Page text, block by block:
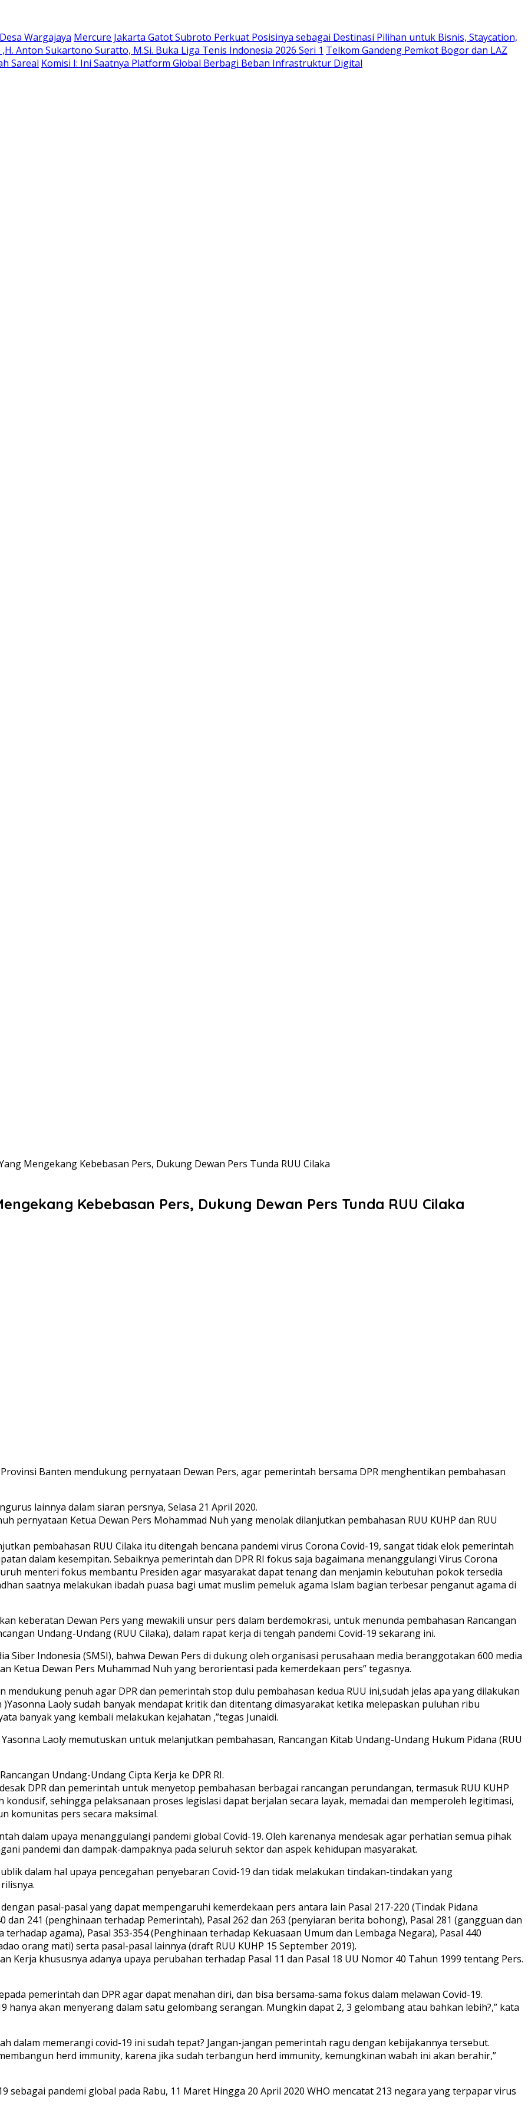
Wargajaya Mercure Jakarta Gatot Subroto Perkuat Posisinya sebagai Destinasi Pilihan untuk Bisnis, Staycation,
Anton Sukartono Suratto, M.Si. Buka Liga Tenis Indonesia 2026 Seri 1 Telkom Gandeng Pemkot Bogor dan LAZ
Sareal Komisi I: Ini Saatnya Platform Global Berbagi Beban Infrastruktur Digital
Mengekang Kebebasan Pers, Dukung Dewan Pers Tunda RUU Cilaka
Kebebasan Pers, Dukung Dewan Pers Tunda RUU Cilaka
Banten mendukung pernyataan Dewan Pers, agar pemerintah bersama DPR menghentikan pembahasan
lainnya dalam siaran persnya, Selasa 21 April 2020.
pernyataan Ketua Dewan Pers Mohammad Nuh yang menolak dilanjutkan pembahasan RUU KUHP dan RUU
pembahasan RUU Cilaka itu ditengah bencana pandemi virus Corona Covid-19, sangat tidak elok pemerintah
dalam kesempitan. Sebaiknya pemerintah dan DPR RI fokus saja bagaimana menanggulangi Virus Corona
menteri fokus membantu Presiden agar masyarakat dapat tenang dan menjamin kebutuhan pokok tersedia
saatnya melakukan ibadah puasa bagi umat muslim pemeluk agama Islam bagian terbesar penganut agama di
keberatan Dewan Pers yang mewakili unsur pers dalam berdemokrasi, untuk menunda pembahasan Rancangan
Undang-Undang (RUU Cilaka), dalam rapat kerja di tengah pandemi Covid-19 sekarang ini.
Siber Indonesia (SMSI), bahwa Dewan Pers di dukung oleh organisasi perusahaan media beranggotakan 600 media
Ketua Dewan Pers Muhammad Nuh yang berorientasi pada kemerdekaan pers” tegasnya.
mendukung penuh agar DPR dan pemerintah stop dulu pembahasan kedua RUU ini,sudah jelas apa yang dilakukan
Laoly sudah banyak mendapat kritik dan ditentang dimasyarakat ketika melepaskan puluhan ribu
banyak yang kembali melakukan kejahatan ,”tegas Junaidi.
Laoly memutuskan untuk melanjutkan pembahasan, Rancangan Kitab Undang-Undang Hukum Pidana (RUU
Undang-Undang Cipta Kerja ke DPR RI.
DPR dan pemerintah untuk menyetop pembahasan berbagai rancangan perundangan, termasuk RUU KUHP
sehingga pelaksanaan proses legislasi dapat berjalan secara layak, memadai dan memperoleh legitimasi,
komunitas pers secara maksimal.
dalam upaya menanggulangi pandemi global Covid-19. Oleh karenanya mendesak agar perhatian semua pihak
pandemi dan dampak-dampaknya pada seluruh sektor dan aspek kehidupan masyarakat.
dalam hal upaya pencegahan penyebaran Covid-19 dan tidak melakukan tindakan-tindakan yang
pasal-pasal yang dapat mempengaruhi kemerdekaan pers antara lain Pasal 217-220 (Tindak Pidana
dan 241 (penghinaan terhadap Pemerintah), Pasal 262 dan 263 (penyiaran berita bohong), Pasal 281 (gangguan dan
agama), Pasal 353-354 (Penghinaan terhadap Kekuasaan Umum dan Lembaga Negara), Pasal 440
orang mati) serta pasal-pasal lainnya (draft RUU KUHP 15 September 2019).
Kerja khususnya adanya upaya perubahan terhadap Pasal 11 dan Pasal 18 UU Nomor 40 Tahun 1999 tentang Pers.
pemerintah dan DPR agar dapat menahan diri, dan bisa bersama-sama fokus dalam melawan Covid-19.
hanya akan menyerang dalam satu gelombang serangan. Mungkin dapat 2, 3 gelombang atau bahkan lebih?,” kata
dalam memerangi covid-19 ini sudah tepat? Jangan-jangan pemerintah ragu dengan kebijakannya tersebut.
herd immunity, karena jika sudah terbangun herd immunity, kemungkinan wabah ini akan berahir,”
sebagai pandemi global pada Rabu, 11 Maret Hingga 20 April 2020 WHO mencatat 213 negara yang terpapar virus